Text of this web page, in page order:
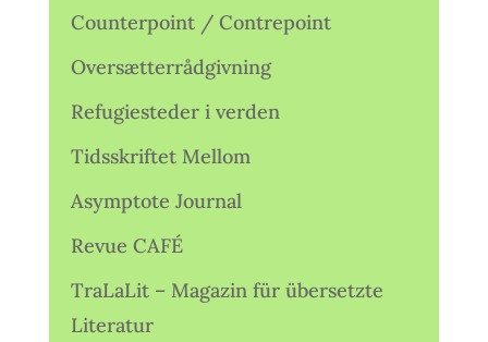
Counterpoint / Contrepoint
Oversætterrådgivning
Refugiesteder i verden
Tidsskriftet Mellom
Asymptote Journal
Revue CAFÉ
TraLaLit – Magazin für übersetzte
Literatur